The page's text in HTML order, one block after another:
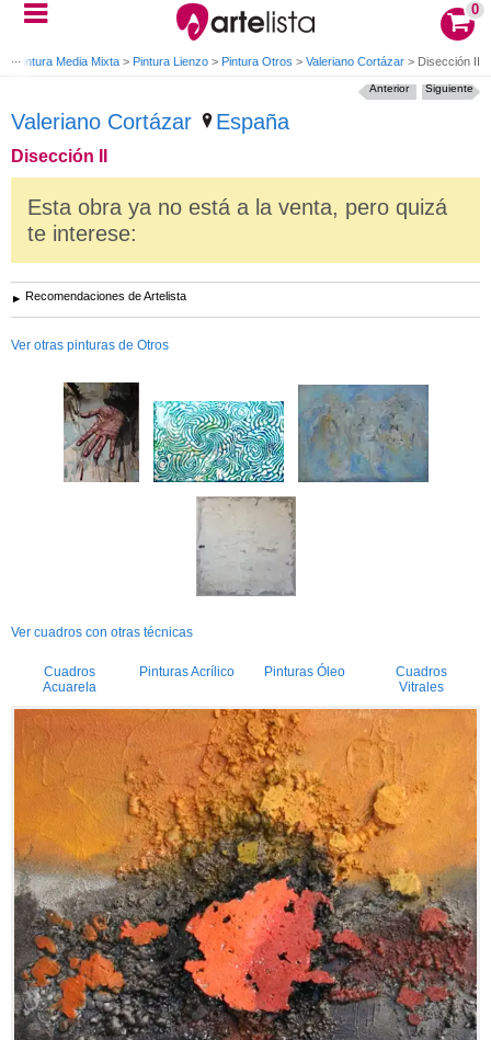
0
Pintura Media Mixta > Pintura Lienzo > Pintura Otros > Valeriano Cortázar > Disección II
Valeriano Cortázar España
Disección II
Siguiente
Anterior
Esta obra ya no está a la venta, pero quizá
te interese:
Recomendaciones de Artelista
Ver otras pinturas de Otros
Ver cuadros con otras técnicas
Cuadros
Acuarela
Pinturas Acrílico Pinturas Óleo
Cuadros
Vitrales